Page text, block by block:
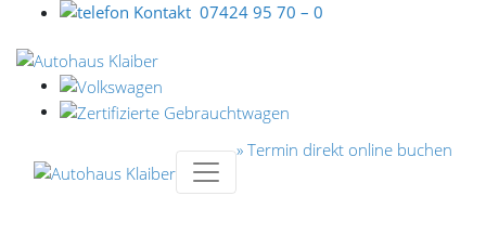
07424 95 70 – 0
» Termin direkt online buchen